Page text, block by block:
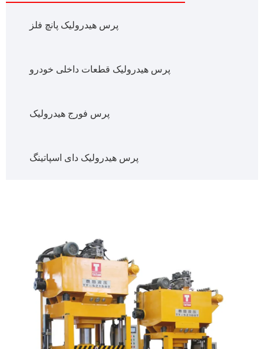
پرس هیدرولیک پانچ فلز
پرس هیدرولیک قطعات داخلی خودرو
پرس فورج هیدرولیک
پرس هیدرولیک دای اسپاتینگ